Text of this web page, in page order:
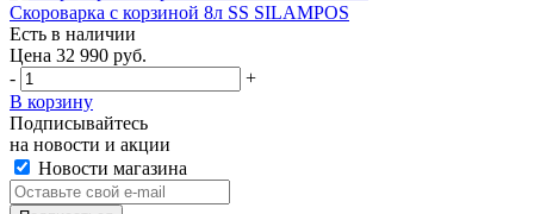
Скороварка с корзиной 8л SS SILAMPOS
Есть в наличии
Цена 32 990 руб.
-
+
В корзину
Подписывайтесь
на новости и акции
Новости магазина